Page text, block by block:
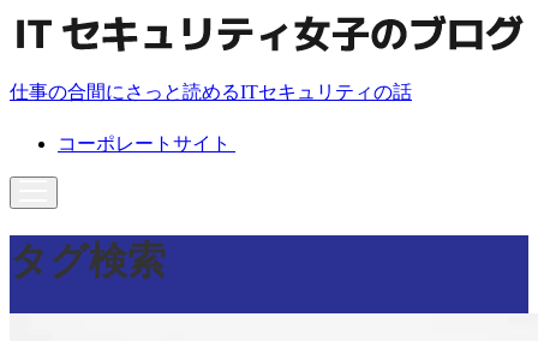
仕事の合間にさっと読めるITセキュリティの話
コーポレートサイト
タグ検索